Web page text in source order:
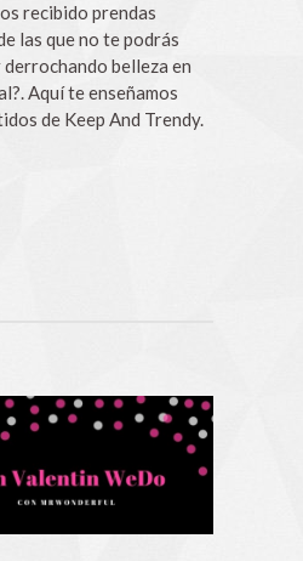
recibido prendas
las que no te podrás
belleza en
Aquí te enseñamos
de Keep And Trendy.